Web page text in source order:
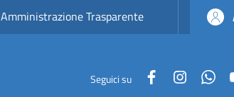
Amministrazione Trasparente
Seguici su Facebook